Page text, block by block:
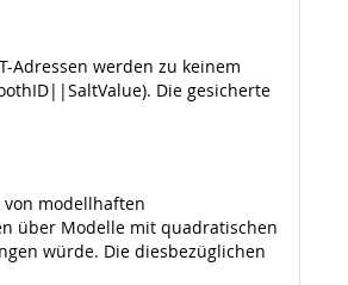
Adressen werden zu keinem
Die gesicherte
modellhaften
über Modelle mit quadratischen
würde. Die diesbezüglichen